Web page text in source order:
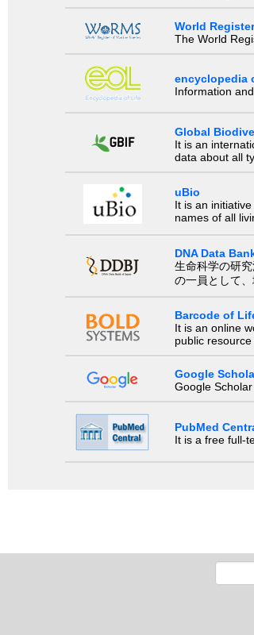
World
The World
encyclopedia
Information
Global
It is an
data about all
uBio
It is an
names of all
DNA Data
生命科学の研
の一員として
Barcode of
It is an online
public
Google
Google
PubMed
It is a free full-